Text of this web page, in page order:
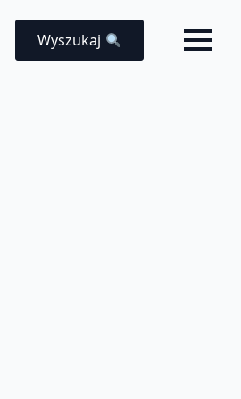
Wyszukaj